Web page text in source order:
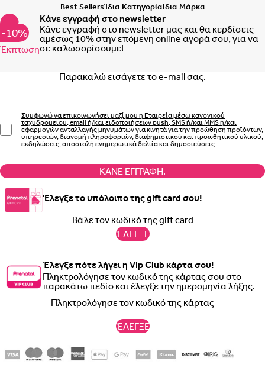
Best SellersΊδια ΚατηγορίαΙδια Μάρκα
-10%
Έκπτωση
Κάνε εγγραφή στο newsletter
Κάνε εγγραφή στο newsletter μας και θα κερδίσεις
αμέσως 10% στην επόμενη online αγορά σου, για να
σε καλωσορίσουμε!
Συμφωνώ να επικοινωνήσει μαζί μου η Εταιρεία μέσω κανονικού
ταχυδρομείου, email ή/και ειδοποιήσεων push, SMS ή/και MMS ή/και
εφαρμογών ανταλλαγής μηνυμάτων για κινητά για την προώθηση προϊόντων,
υπηρεσιών, διανομή πληροφοριών, διαφημιστικού και προωθητικού υλικού,
εκδηλώσεις, αποστολή ενημερωτικά δελτία και δημοσιεύσεις.
ΚΆΝΕ ΕΓΓΡΑΦΉ.
'Ελεγξε το υπόλοιπο της gift card σου!
'ΕΛΕΓΞΕ
Έλεγξε πότε λήγει η Vip Club κάρτα σου!
Πληκτρολόγησε τον κωδικό της κάρτας σου στο
παρακάτω πεδίο και έλεγξε την ημερομηνία λήξης.
'ΕΛΕΓΞΕ